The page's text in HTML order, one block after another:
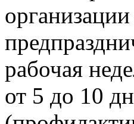
рабочая
от 5 до 10